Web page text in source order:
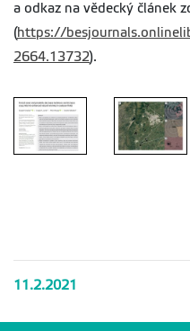
a odkaz na vědecký článek
(https://
2664.13732).
11.2.2021